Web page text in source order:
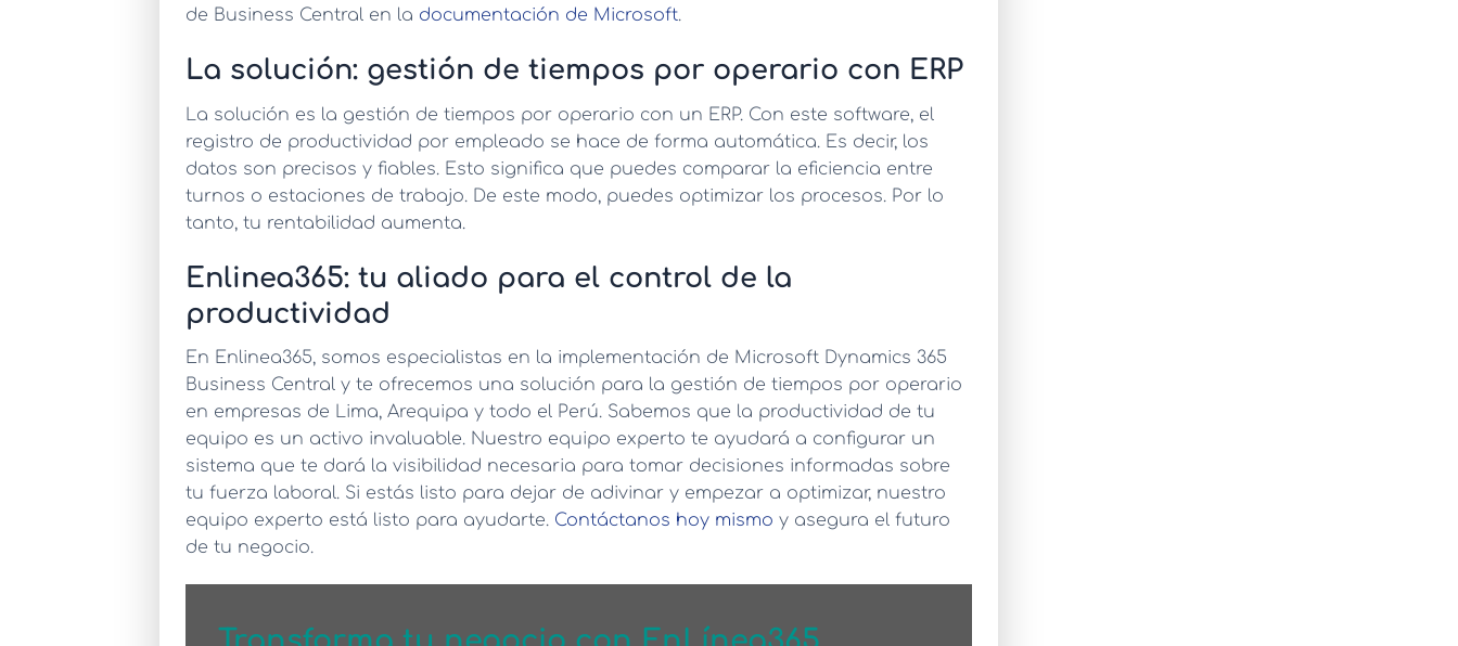
de Business Central en la documentación de Microsoft.
La solución: gestión de tiempos por operario con ERP
La solución es la gestión de tiempos por operario con un ERP. Con este software, el
registro de productividad por empleado se hace de forma automática. Es decir, los
datos son precisos y fiables. Esto significa que puedes comparar la eficiencia entre
turnos o estaciones de trabajo. De este modo, puedes optimizar los procesos. Por lo
tanto, tu rentabilidad aumenta.
Enlinea365: tu aliado para el control de la
productividad
En Enlinea365, somos especialistas en la implementación de Microsoft Dynamics 365
Business Central y te ofrecemos una solución para la gestión de tiempos por operario
en empresas de Lima, Arequipa y todo el Perú. Sabemos que la productividad de tu
equipo es un activo invaluable. Nuestro equipo experto te ayudará a configurar un
sistema que te dará la visibilidad necesaria para tomar decisiones informadas sobre
tu fuerza laboral. Si estás listo para dejar de adivinar y empezar a optimizar, nuestro
equipo experto está listo para ayudarte. Contáctanos hoy mismo y asegura el futuro
de tu negocio.